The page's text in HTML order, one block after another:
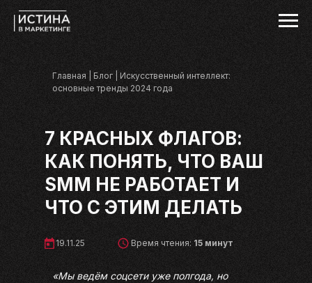
Главная Блог | Искусственный интеллект:
основные тренды 2024 года
7 КРАСНЫХ ФЛАГОВ:
КАК ПОНЯТЬ, ЧТО ВАШ
SMM НЕ РАБОТАЕТ И
ЧТО С ЭТИМ ДЕЛАТЬ
19.11.25 Время чтения: 15 минут
«Мы ведём соцсети уже полгода, но